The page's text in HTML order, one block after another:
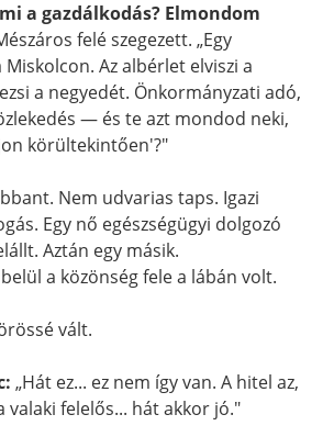
a gazdálkodás? Elmondom
felé szegezett. „Egy
Az albérlet elviszi a
a negyedét. Önkormányzati adó,
— és te azt mondod neki,
körültekintően'?"
Nem udvarias taps. Igazi
Egy nő egészségügyi dolgozó
Aztán egy másik.
a közönség fele a lábán volt.
vált.
„Hát ez... ez nem így van. A hitel az,
valaki felelős... hát akkor jó."